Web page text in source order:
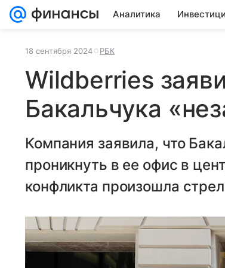
Аналитика
18 сентября 2024 РБК
Wildberries
Бакальчука
Компания заявила, что
проникнуть в ее офис в
конфликта произошла